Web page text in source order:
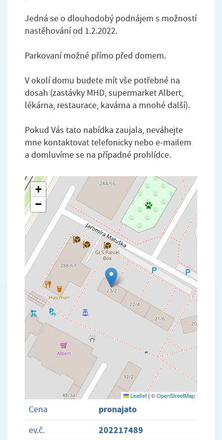
Jedná se o dlouhodobý podnájem s možností
nastěhování od 1.2.2022.
Parkovaní možné přímo před domem.
V okolí domu budete mít vše potřebné na
dosah (zastávky MHD, supermarket Albert,
lékárna, restaurace, kavárna a mnohé další).
Pokud Vás tato nabídka zaujala, neváhejte
mne kontaktovat telefonicky nebo e-mailem
a domluvíme se na případné prohlídce.
+
−
Leaflet | ©OpenStreetMap
Cena pronajato
ev.č. 202217489